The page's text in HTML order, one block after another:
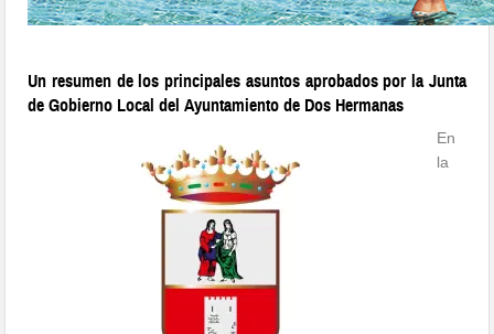
Un resumen de los principales asuntos aprobados por la Junta
de Gobierno Local del Ayuntamiento de Dos Hermanas
En
la